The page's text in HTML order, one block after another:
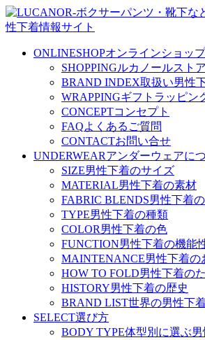
ONLINESHOPオンラインショップ
SHOPPINGルカノールスト
BRAND INDEX取扱い男性
WRAPPINGギフトラッピン
CONCEPTコンセプト
FAQよくあるご質問
CONTACTお問い合せ
UNDERWEARアンダーウェアに
SIZE男性下着のサイズ
MATERIAL男性下着の素材
FABRIC BLENDS男性下着
TYPE男性下着の種類
COLOR男性下着の色
FUNCTION男性下着の機能
MAINTENANCE男性下着の
HOW TO FOLD男性下着の
HISTORY男性下着の歴史
BRAND LIST世界の男性下
SELECT選び方
BODY TYPE体型別に選ぶ